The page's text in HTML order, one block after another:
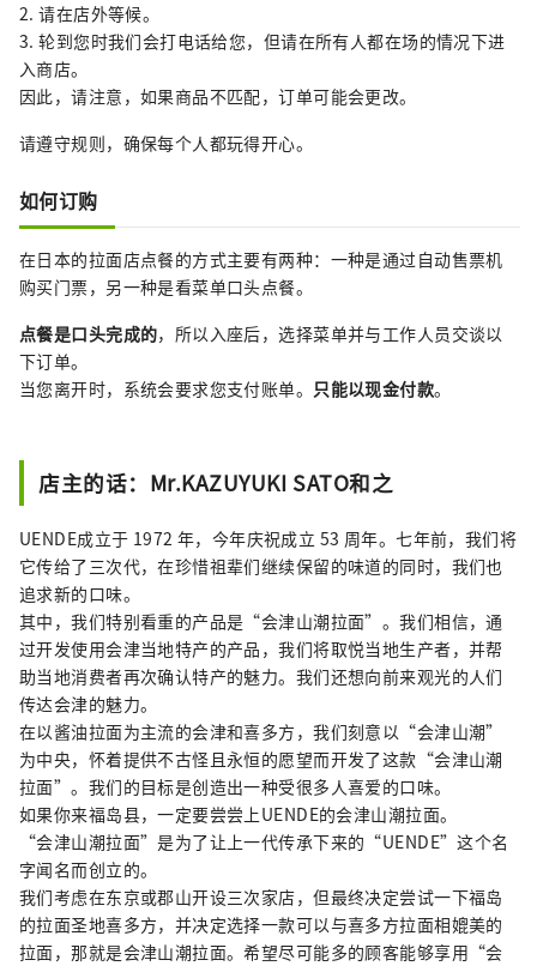
2. 请在店外等候。
3. 轮到您时我们会打电话给您，但请在所有人都在场的情况下进
入商店。
因此，请注意，如果商品不匹配，订单可能会更改。
请遵守规则，确保每个人都玩得开心。
如何订购
在日本的拉面店点餐的方式主要有两种：一种是通过自动售票机
购买门票，另一种是看菜单口头点餐。
点餐是口头完成的，所以入座后，选择菜单并与工作人员交谈以
下订单。
当您离开时，系统会要求您支付账单。 只能以现金付款。
店主的话：Mr.KAZUYUKI SATO和之
UENDE成立于 1972 年，今年庆祝成立 53 周年。七年前，我们将
它传给了三次代，在珍惜祖辈们继续保留的味道的同时，我们也
追求新的口味。
其中，我们特别看重的产品是“会津山潮拉面”。我们相信，通
过开发使用会津当地特产的产品，我们将取悦当地生产者，并帮
助当地消费者再次确认特产的魅力。我们还想向前来观光的人们
传达会津的魅力。
在以酱油拉面为主流的会津和喜多方，我们刻意以“会津山潮”
为中央，怀着提供不古怪且永恒的愿望而开发了这款“会津山潮
拉面”。我们的目标是创造出一种受很多人喜爱的口味。
如果你来福岛县，一定要尝尝上UENDE的会津山潮拉面。
“会津山潮拉面”是为了让上一代传承下来的“UENDE”这个名
字闻名而创立的。
我们考虑在东京或郡山开设三次家店，但最终决定尝试一下福岛
的拉面圣地喜多方，并决定选择一款可以与喜多方拉面相媲美的
拉面，那就是会津山潮拉面。希望尽可能多的顾客能够享用“会